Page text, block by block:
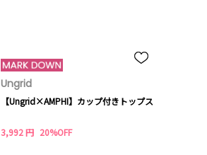
Ungrid
【Ungrid×AMPHI】カップ付きトップス
3,992 円 20%OFF